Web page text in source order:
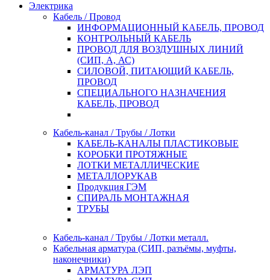
Электрика
Кабель / Провод
ИНФОРМАЦИОННЫЙ КАБЕЛЬ, ПРОВОД
КОНТРОЛЬНЫЙ КАБЕЛЬ
ПРОВОД ДЛЯ ВОЗДУШНЫХ ЛИНИЙ
(СИП, А, АС)
СИЛОВОЙ, ПИТАЮЩИЙ КАБЕЛЬ,
ПРОВОД
СПЕЦИАЛЬНОГО НАЗНАЧЕНИЯ
КАБЕЛЬ, ПРОВОД
Кабель-канал / Трубы / Лотки
КАБЕЛЬ-КАНАЛЫ ПЛАСТИКОВЫЕ
КОРОБКИ ПРОТЯЖНЫЕ
ЛОТКИ МЕТАЛЛИЧЕСКИЕ
МЕТАЛЛОРУКАВ
Продукция ГЭМ
СПИРАЛЬ МОНТАЖНАЯ
ТРУБЫ
Кабель-канал / Трубы / Лотки металл.
Кабельная арматура (СИП, разъёмы, муфты,
наконечники)
АРМАТУРА ЛЭП